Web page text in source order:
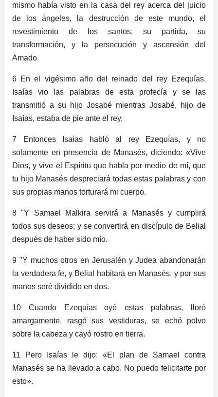
mismo había visto en la casa del rey acerca del juicio
de los ángeles, la destrucción de este mundo, el
revestimiento de los santos, su partida, su
transformación, y la persecución y ascensión del
Amado.
6 En el vigésimo año del reinado del rey Ezequías,
Isaías vio las palabras de esta profecía y se las
transmitió a su hijo Josabé mientras Josabé, hijo de
Isaías, estaba de pie ante el rey.
7 Entonces Isaías habló al rey Ezequías, y no
solamente en presencia de Manasés, diciendo: «Vive
Dios, y vive el Espíritu que habla por medio de mí, que
tu hijo Manasés despreciará todas estas palabras y con
sus propias manos torturará mi cuerpo.
8 "Y Samael Malkira servirá a Manasés y cumplirá
todos sus deseos; y se convertirá en discípulo de Belial
después de haber sido mío.
9 "Y muchos otros en Jerusalén y Judea abandonarán
la verdadera fe, y Belial habitará en Manasés, y por sus
manos seré dividido en dos.
10 Cuando Ezequías oyó estas palabras, lloró
amargamente, rasgó sus vestiduras, se echó polvo
sobre la cabeza y cayó rostro en tierra.
11 Pero Isaías le dijo: «El plan de Samael contra
Manasés se ha llevado a cabo. No puedo felicitarte por
esto».